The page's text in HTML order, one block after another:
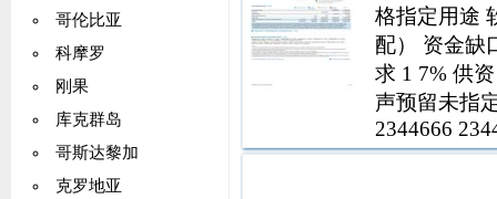
哥伦比亚
科摩罗
刚果
库克群岛
哥斯达黎加
克罗地亚
格指定用途
配） 资金缺
求 1 7% 供
声预留未指
2344666
3064552 54